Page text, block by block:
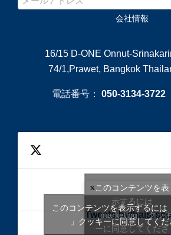
会社情報
16/15 D-ONE Onnut-
74/1,Prawet, Bangkok
電話番号： 050-3134-3722
Tweets
このコンテンツを表
示するには
「marketing 」クッ
ーに同意してくださ
このコンテンツを表示するには
」クッキーに同意してくだ